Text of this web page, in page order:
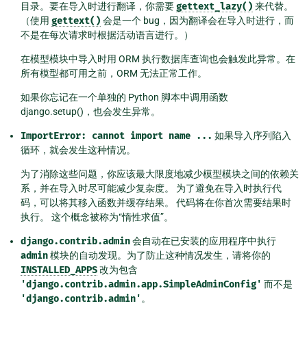
目录。要在导入时进行翻译，你需要gettext_lazy() 来代替。
（使用 gettext() 会是一个 bug，因为翻译会在导入时进行，而
不是在每次请求时根据活动语言进行。）
在模型模块中导入时用 ORM 执行数据库查询也会触发此异常。在
所有模型都可用之前，ORM 无法正常工作。
如果你忘记在一个单独的 Python 脚本中调用函数
django.setup()，也会发生异常。
ImportError: cannot import name ... 如果导入序列陷入
循环，就会发生这种情况。
为了消除这些问题，你应该最大限度地减少模型模块之间的依赖关
系，并在导入时尽可能减少复杂度。 为了避免在导入时执行代
码，可以将其移入函数并缓存结果。 代码将在你首次需要结果时
执行。 这个概念被称为“惰性求值”。
django.contrib.admin会自动在已安装的应用程序中执行
admin模块的自动发现。为了防止这种情况发生，请将你的
INSTALLED_APPS改为包含
'django.contrib.admin.app.SimpleAdminConfig' 而不是
'django.contrib.admin'。